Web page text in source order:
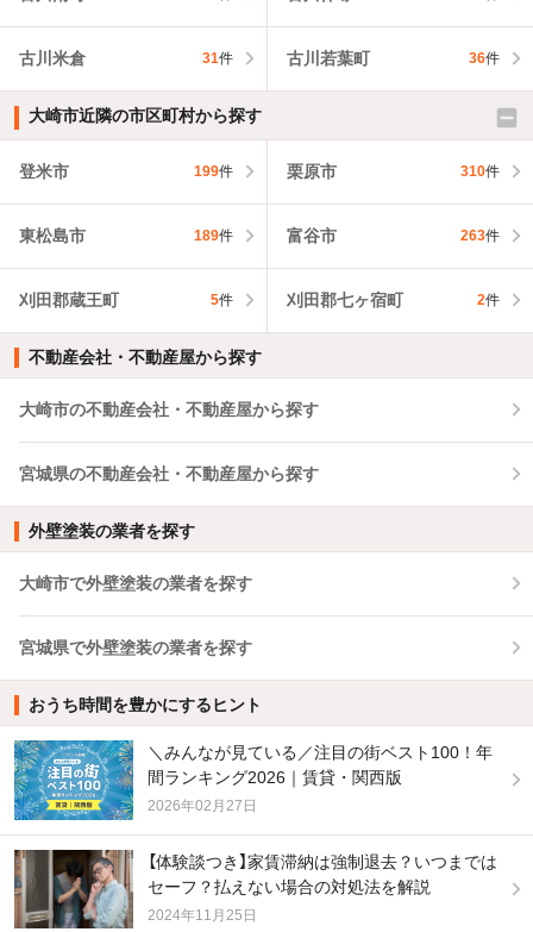
古川米倉 31件 古川若葉町 36件
大崎市近隣の市区町村から探す
登米市 199件 栗原市 310件
東松島市 189件 富谷市 263件
刈田郡蔵王町 5件 刈田郡七ヶ宿町 2件
不動産会社・不動産屋から探す
大崎市の不動産会社・不動産屋から探す
宮城県の不動産会社・不動産屋から探す
外壁塗装の業者を探す
大崎市で外壁塗装の業者を探す
宮城県で外壁塗装の業者を探す
おうち時間を豊かにするヒント
＼みんなが見ている／注目の街ベスト100！年
間ランキング2026｜賃貸・関西版
2026年02月27日
【体験談つき】家賃滞納は強制退去？いつまでは
セーフ？払えない場合の対処法を解説
2024年11月25日